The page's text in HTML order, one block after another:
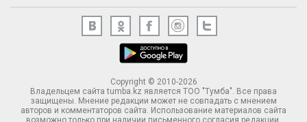
Copyright © 2010-2026
Владельцем сайта tumba.kz является ТОО "Тумба". Все права
защищены. Мнение редакции может не совпадать с мнением
авторов и комментаторов сайта. Использование материалов сайта